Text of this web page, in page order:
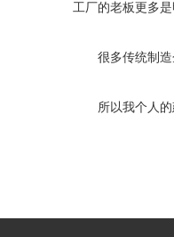
工厂的老板更多是
很多传统制造企
所以我个人的